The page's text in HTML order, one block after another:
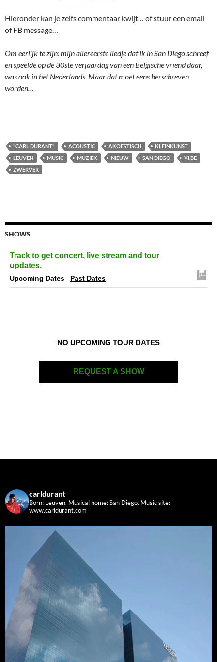
Hieronder kan je zelfs commentaar kwijt… of stuur een email
of FB message…
Om eerlijk te zijn: mijn allereerste liedje dat ik in San Diego schreef
en speelde op de 30ste verjaardag van een Belgische vriend daar,
was ook in het Nederlands. Maar dat moet eens herschreven
worden…
"CARL DURANT" ACOUSTIC AKOESTISCH
KLEINKUNST
LEUVEN
MUSIC MUZIEK NIEUW SAN DIEGO
VI.BE
ZWERVER
SHOWS
Track to get concert, live stream and tour
updates.
Upcoming Dates Past Dates
NO UPCOMING TOUR DATES
REQUEST A SHOW
carldurant
Born: Leuven. Musical home: San Diego. Music site:
www.carldurant.com